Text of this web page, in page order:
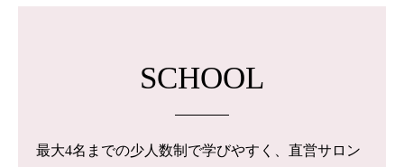
SCHOOL
最大4名までの少人数制で学びやすく、直営サロン